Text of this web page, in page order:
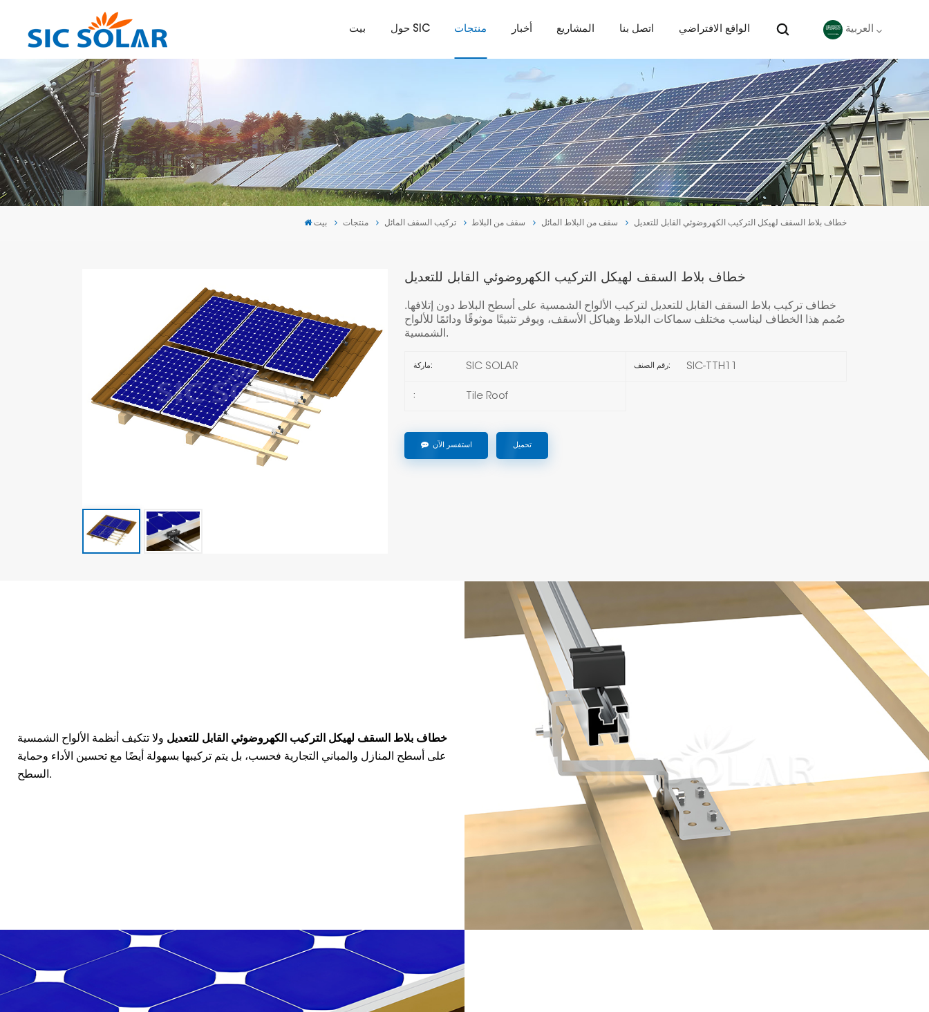
بيت حول SIC منتجات أخبار المشاريع اتصل بنا الواقع الافتراضي العربية
English
Deutsch
español
português
بيت منتجات تركيب السقف المائل سقف من البلاط سقف من البلاط المائل خطاف بلاط السقف لهيكل التركيب الكهروضوئي القابل للتعديل
خطاف بلاط السقف لهيكل التركيب الكهروضوئي القابل للتعديل
خطاف تركيب بلاط السقف القابل للتعديل لتركيب الألواح الشمسية على أسطح البلاط دون إتلافها.
صُمم هذا الخطاف ليناسب مختلف سماكات البلاط وهياكل الأسقف، ويوفر تثبيتًا موثوقًا ودائمًا للألواح
الشمسية.
ماركة: SIC SOLAR رقم الصنف: SIC-TTH11
: Tile Roof
استفسر الآن تحميل
خطاف بلاط السقف لهيكل التركيب الكهروضوئي القابل للتعديل ولا تتكيف أنظمة الألواح الشمسية
على أسطح المنازل والمباني التجارية فحسب، بل يتم تركيبها بسهولة أيضًا مع تحسين الأداء وحماية
السطح.